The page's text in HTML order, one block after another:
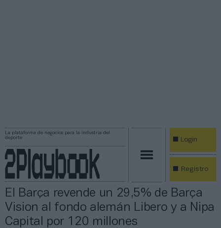
La plataforma de negocios para la industria del
deporte
Login
Registro
El Barça revende un 29,5% de Barça
Vision al fondo alemán Libero y a Nipa
Capital por 120 millones